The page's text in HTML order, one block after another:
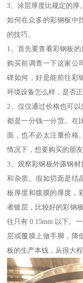
3、涂层厚度比规定的厚。
如何在众多的彩钢板中
的技巧。
1、首先要查看彩钢板
购买前调查一下这家公
碑如何，好是能前往彩
环境设备怎么样，是否正
2、仅仅通过价格也可
都是一分钱一分货。在
面，也不必太注重价格
情况下，想要购买的朋
3、观察彩钢板外露钢
和杂质。假如切面是结
板厚度和腹膜的厚度，
者镀层，比较好的彩钢
往只有 0.15mm 以下。
层或覆膜上做手脚，降
板的生产本钱，从很大